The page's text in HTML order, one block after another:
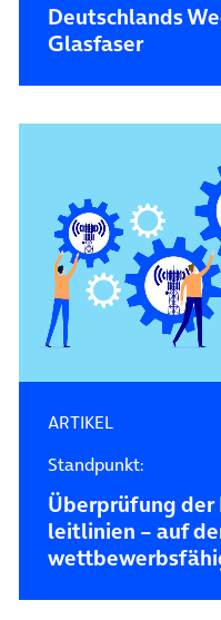
Deutschlands
Glasfaser
ARTIKEL
Standpunkt:
Überprüfung
leitlinien – auf